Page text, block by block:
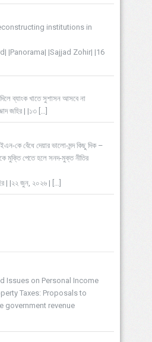
institutions in
|Panorama| |Sajjad Zohir| |16
দিলে ব্যাংক খাতে সুশাসন আসবে না
জহির | |১৩ […]
কে বেঁধে দেয়ার ভালো-মন্দ কিছু দিক –
মুক্তি পেতে হলে সনদ-মুক্ত নীতির
| |২২ জুন, ২০২৬ | […]
Issues on Personal Income
Taxes: Proposals to
government revenue